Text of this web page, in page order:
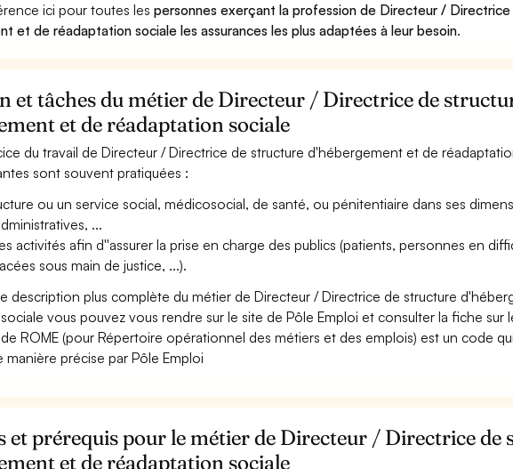
ici pour toutes lespersonnes exerçant la profession de Directeur /
et de réadaptation sociale les assurances les plus adaptées à leur besoin.
et tâches du métier de Directeur / Directrice de
et de réadaptation sociale
du travail de Directeur / Directrice de structure d'hébergement et de
sont souvent pratiquées :
ou un service social, médicosocial, de santé, ou pénitentiaire dans ses
...
activités afin d''assurer la prise en charge des publics (patients, personnes en
sous main de justice, ...).
description plus complète du métier de Directeur / Directrice de structure
vous pouvez vous rendre sur le site de Pôle Emploi et consulter la fiche sur
ROME (pour Répertoire opérationnel des métiers et des emplois) est un code
manière précise par Pôle Emploi
et prérequis pour le métier de Directeur / Directrice de
et de réadaptation sociale